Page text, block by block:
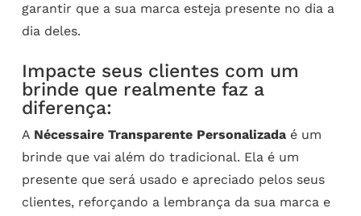
garantir que a sua marca esteja presente no dia a
dia deles.
Impacte seus clientes com um
brinde que realmente faz a
diferença:
A Nécessaire Transparente Personalizadaé um
brinde que vai além do tradicional. Ela é um
presente que será usado e apreciado pelos seus
clientes, reforçando a lembrança da sua marca e